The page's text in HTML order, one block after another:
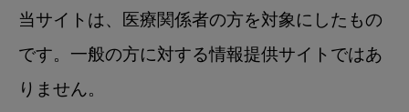
当サイトは、医療関係者の方を対象にしたもの
です。一般の方に対する情報提供サイトではあ
りません。